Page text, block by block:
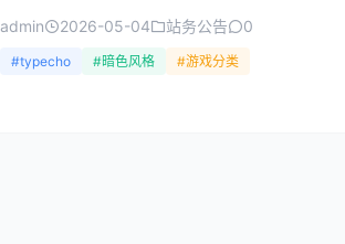
admin 2026-05-04 站务公告 0
#typecho #暗色风格 #游戏分类